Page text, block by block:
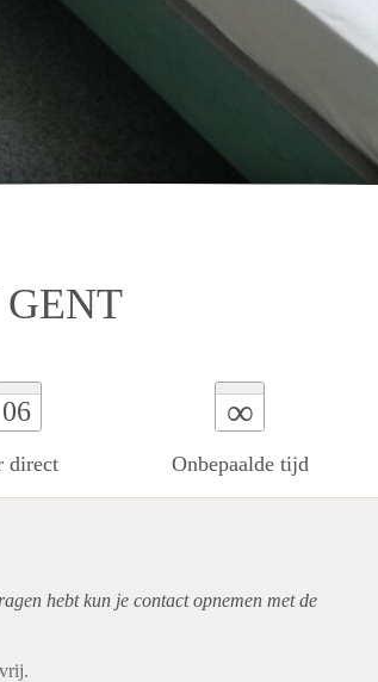
06
direct
∞
Onbepaalde tijd
hebt kun je contact opnemen met de